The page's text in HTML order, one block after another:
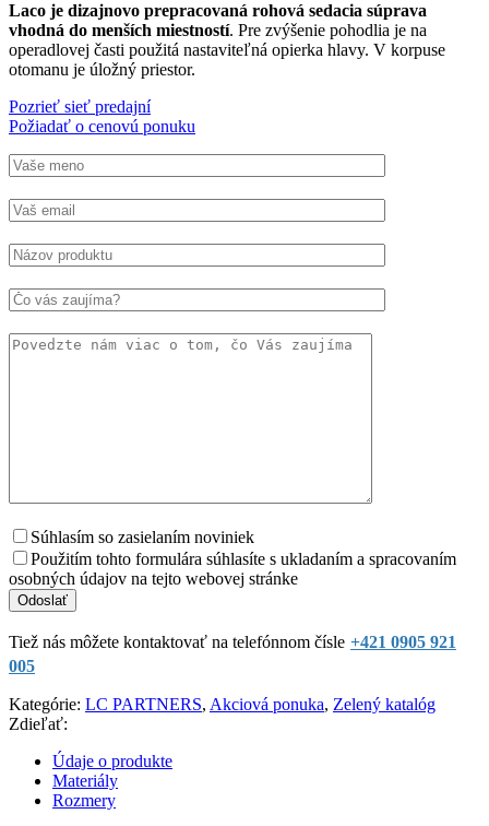
Laco je dizajnovo prepracovaná rohová sedacia súprava
vhodná do menších miestností. Pre zvýšenie pohodlia je na
operadlovej časti použitá nastaviteľná opierka hlavy. V korpuse
otomanu je úložný priestor.
Pozrieť sieť predajní
Požiadať o cenovú ponuku
Súhlasím so zasielaním noviniek
Použitím tohto formulára súhlasíte s ukladaním a spracovaním
osobných údajov na tejto webovej stránke
Tiež nás môžete kontaktovať na telefónnom čísle +421 0905 921
005
Kategórie: LC PARTNERS, Akciová ponuka, Zelený katalóg
Zdieľať:
Údaje o produkte
Materiály
Rozmery